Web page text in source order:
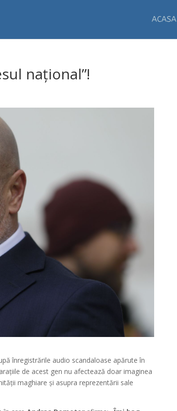
ACASA
național”!
înregistrările audio scandaloase apărute în
de acest gen nu afectează doar imaginea
maghiare și asupra reprezentării sale